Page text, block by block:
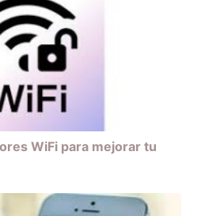
WiFi para mejorar tu